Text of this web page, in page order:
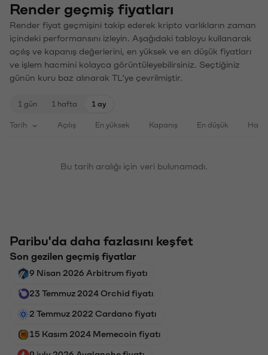
Render geçmiş fiyatları
Render fiyat geçmişini takip ederek kripto varlıkların zaman
içindeki performansını izleyin. Aşağıdaki tabloyu kullanarak
açılış ve kapanış değerlerini, en yüksek ve en düşük fiyatları
ve işlem hacmini kolayca görüntüleyebilirsiniz. Seçtiğiniz
günün kuru baz alınarak TL'ye çevrilmiştir.
1 gün 1 hafta 1 ay
Tarih Açılış En yüksek Kapanış En düşük
Bu tarih aralığı için veri bulunamadı.
Paribu'da daha fazlasını keşfet
Son gezilen geçmiş fiyatlar
9 Nisan 2026 Arbitrum fiyatı
23 Temmuz 2024 Orchid fiyatı
2 Temmuz 2022 Cardano fiyatı
15 Kasım 2024 Memecoin fiyatı